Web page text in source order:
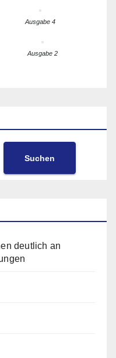
Ausgabe 4
Ausgabe 2
Suchen
deutlich an